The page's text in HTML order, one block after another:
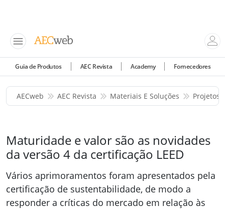
Guia de Produtos AEC Revista Academy Fornecedores
AECweb AEC Revista Materiais E Soluções Projetos
Maturidade e valor são as novidades
da versão 4 da certificação LEED
Vários aprimoramentos foram apresentados pela
certificação de sustentabilidade, de modo a
responder a críticas do mercado em relação às